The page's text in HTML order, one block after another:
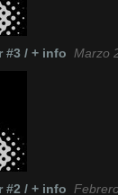
#3 / + info Marzo
#2 / + info